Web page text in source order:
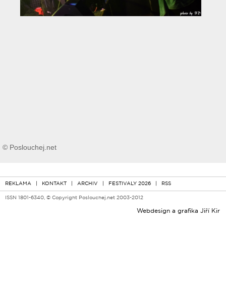
© Poslouchej.net
REKLAMA | KONTAKT | ARCHIV | FESTIVALY 2026 | RSS
ISSN 1801-6340, © Copyright Poslouchej.net 2003-2012
Webdesign a grafika Jiří Kir